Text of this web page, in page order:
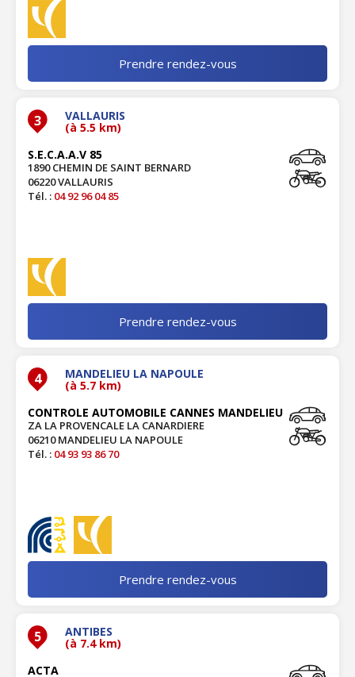
Prendre rendez-vous
3 VALLAURIS
(à 5.5 km)
S.E.C.A.A.V 85
1890 CHEMIN DE SAINT BERNARD
06220 VALLAURIS
Tél. : 04 92 96 04 85
Prendre rendez-vous
4 MANDELIEU LA NAPOULE
(à 5.7 km)
CONTROLE AUTOMOBILE CANNES MANDELIEU
ZA LA PROVENCALE LA CANARDIERE
06210 MANDELIEU LA NAPOULE
Tél. : 04 93 93 86 70
Prendre rendez-vous
5 ANTIBES
(à 7.4 km)
ACTA